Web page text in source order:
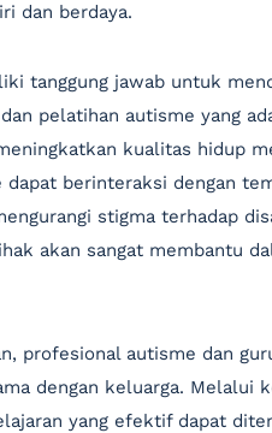
dan berdaya.
tanggung jawab untuk
pelatihan autisme yang
kualitas hidup
berinteraksi dengan
stigma terhadap
akan sangat membantu
profesional autisme dan
dengan keluarga. Melalui
yang efektif dapat